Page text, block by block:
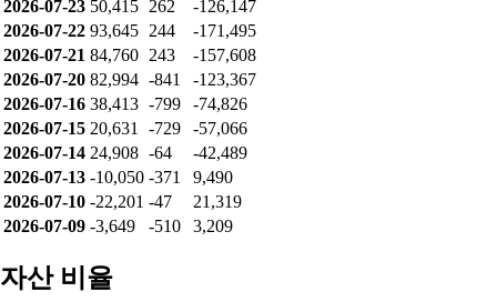
2026-07-23 50,415 262
-126,147
2026-07-22 93,645 244
-171,495
2026-07-21 84,760 243
-157,608
2026-07-20 82,994 -841
-123,367
2026-07-16 38,413 -799
-74,826
2026-07-15 20,631 -729
-57,066
2026-07-14 24,908 -64
-42,489
2026-07-13 -10,050 -371
9,490
2026-07-10 -22,201 -47
21,319
2026-07-09 -3,649 -510 3,209
자산 비율